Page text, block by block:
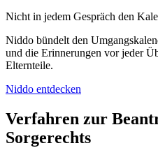
Nicht in jedem Gespräch den
Niddo bündelt den
und die Erinnerungen vor jeder
Elternteile.
Niddo entdecken
Verfahren zur
Sorgerechts